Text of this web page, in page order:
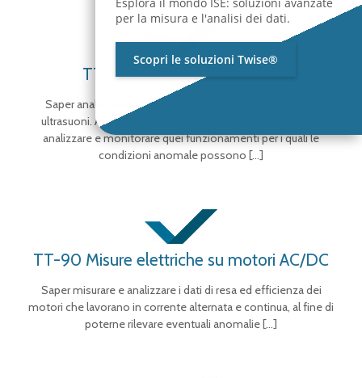
TT-100 Misure di ultrasuoni
Saper analizzare e monitorare, attraverso l’utilizzo degli
ultrasuoni. Attraverso l’utilizzo degli ultrasuoni è possibile
analizzare e monitorare quei funzionamenti per i quali le
condizioni anomale possono […]
TT-90 Misure elettriche su motori AC/DC
Saper misurare e analizzare i dati di resa ed efficienza dei
motori che lavorano in corrente alternata e continua, al fine di
poterne rilevare eventuali anomalie[…]
per la misura e l'analisi dei dati.
Scopri le soluzioni Twise®